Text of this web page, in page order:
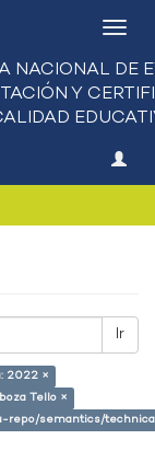
Ir
2022 ×
Tello ×
repo/semantics/